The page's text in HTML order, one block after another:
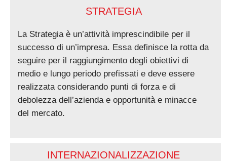
STRATEGIA
La Strategia è un’attività imprescindibile per il
successo di un’impresa. Essa definisce la rotta da
seguire per il raggiungimento degli obiettivi di
medio e lungo periodo prefissati e deve essere
realizzata considerando punti di forza e di
debolezza dell’azienda e opportunità e minacce
del mercato.
INTERNAZIONALIZZAZIONE